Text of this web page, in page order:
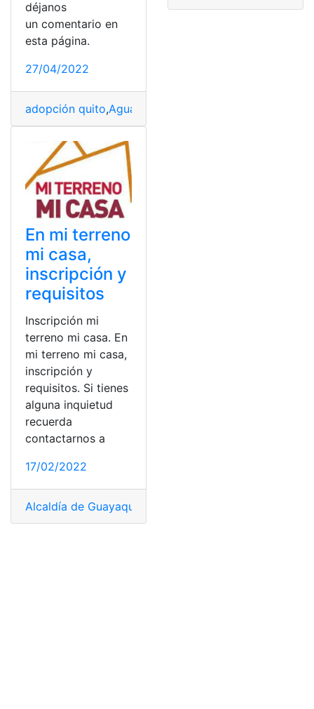
déjanos
un comentario en
esta página.
27/04/2022
adopción quito,Agua en Quito
En mi terreno
mi casa,
inscripción y
requisitos
Inscripción mi
terreno mi casa. En
mi terreno mi casa,
inscripción y
requisitos. Si tienes
alguna inquietud
recuerda
contactarnos a
17/02/2022
Alcaldía de Guayaquil